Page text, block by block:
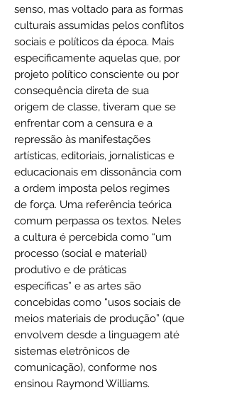
senso, mas voltado para as formas
culturais assumidas pelos conflitos
sociais e políticos da época. Mais
especificamente aquelas que, por
projeto político consciente ou por
consequência direta de sua
origem de classe, tiveram que se
enfrentar com a censura e a
repressão às manifestações
artísticas, editoriais, jornalísticas e
educacionais em dissonância com
a ordem imposta pelos regimes
de força. Uma referência teórica
comum perpassa os textos. Neles
a cultura é percebida como “um
processo (social e material)
produtivo e de práticas
específicas” e as artes são
concebidas como “usos sociais de
meios materiais de produção” (que
envolvem desde a linguagem até
sistemas eletrônicos de
comunicação), conforme nos
ensinou Raymond Williams.